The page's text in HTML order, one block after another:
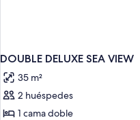
DOUBLE DELUXE SEA VIEW
35 m²
2 huéspedes
1 cama doble